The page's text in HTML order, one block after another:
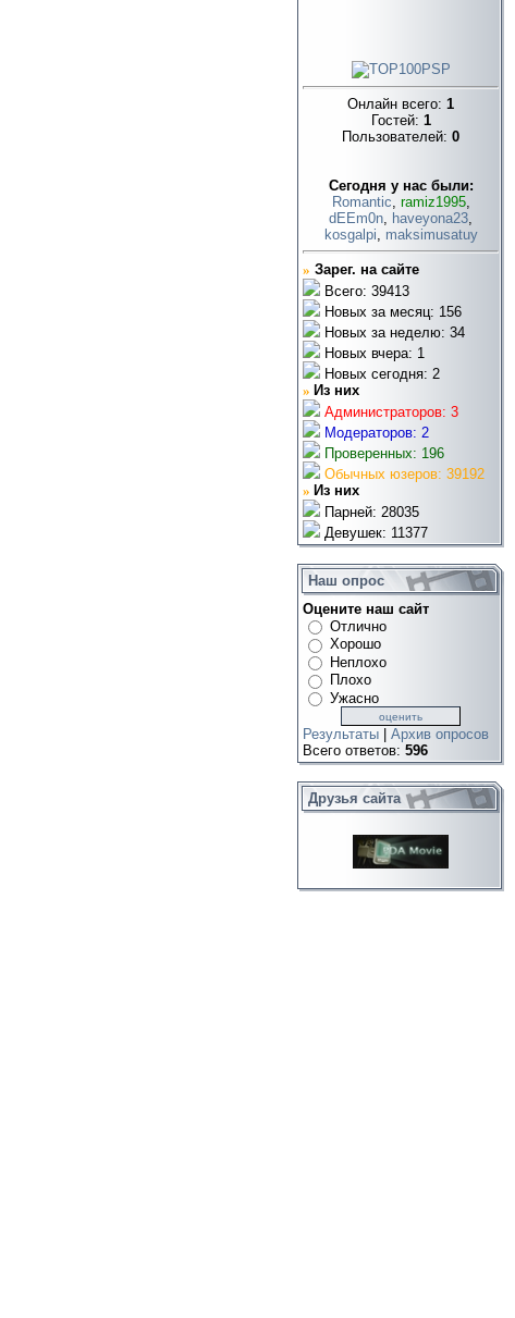
Онлайн всего: 1
Гостей: 1
Пользователей: 0
Cегодня у нас были:
Romantic, ramiz1995,
dEEm0n, haveyona23,
kosgalpi, maksimusatuy
» Зарег. на сайте
Всего: 39413
Новых за месяц: 156
Новых за неделю: 34
Новых вчера: 1
Новых сегодня: 2
» Из них
Администраторов: 3
Модераторов: 2
Проверенных: 196
Обычных юзеров: 39192
» Из них
Парней: 28035
Девушек: 11377
Наш опрос
Оцените наш сайт
Отлично
Хорошо
Неплохо
Плохо
Ужасно
Результаты
Архив опросов
Всего ответов: 596
Друзья сайта